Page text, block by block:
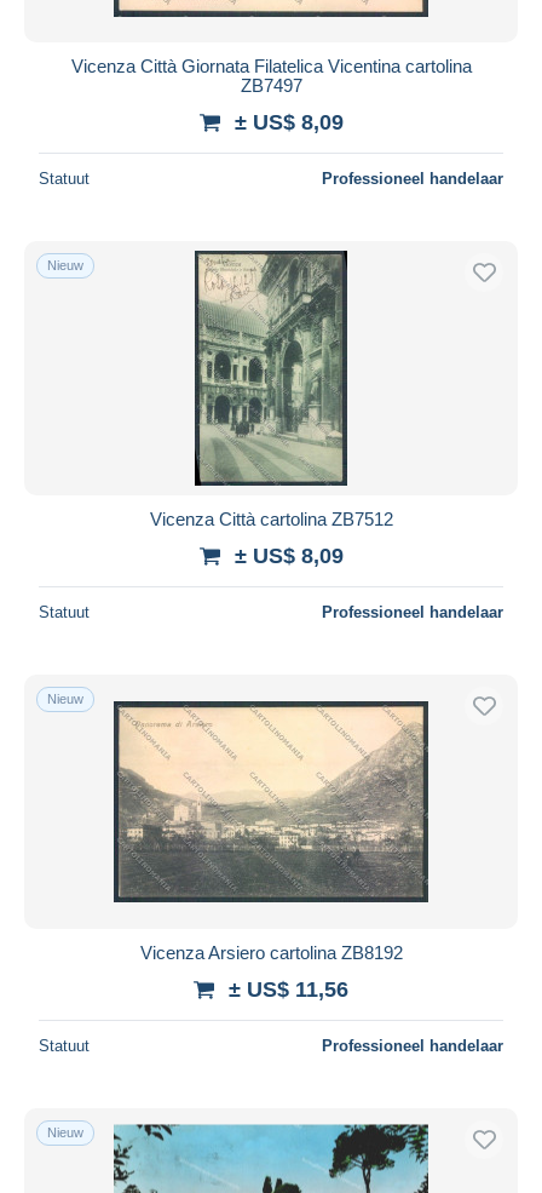
Alle looptijden
Prijs
Gratis levering
Bankoverschrijving
Mastercard
Bancontact
Woonplaats van de verkoper
Toepassen
Vicenza Città Giornata Filatelica Vicentina cartolina
ZB7497
± US$ 8,09
Statuut Professioneel handelaar
Nieuw
Vicenza Città cartolina ZB7512
± US$ 8,09
Statuut Professioneel handelaar
Nieuw
Vicenza Arsiero cartolina ZB8192
± US$ 11,56
Statuut Professioneel handelaar
Nieuw